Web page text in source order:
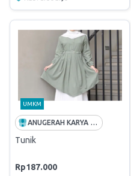
UMKM
ANUGERAH KARYA BESTARI
Tunik
Rp187.000